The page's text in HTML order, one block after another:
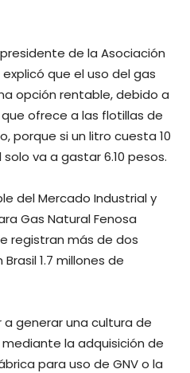
de la Asociación
que el uso del gas
opción rentable, debido a
ofrece a las flotillas de
porque si un litro cuesta 10
va a gastar 6.10 pesos.
del Mercado Industrial y
Gas Natural Fenosa
registran más de dos
1.7 millones de
generar una cultura de
la adquisición de
para uso de GNV o la